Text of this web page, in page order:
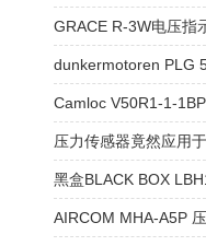
GRACE R-3W电压指
dunkermotoren PLG
Camloc V50R1-1-
压力传感器竟然应用